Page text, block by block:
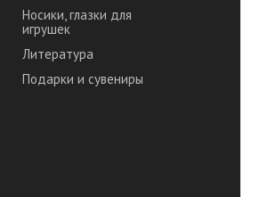
Носики, глазки для
игрушек
Литература
Подарки и сувениры